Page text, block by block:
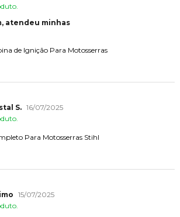
atendeu minhas
de Ignição Para Motosserras
S. 16/07/2025
Para Motosserras Stihl
15/07/2025